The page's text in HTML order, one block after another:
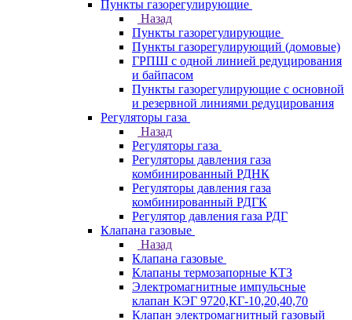
Пункты газорегулирующие
Назад
Пункты газорегулирующие
Пункты газорегулирующий (домовые)
ГРПШ с одной линией редуцирования
и байпасом
Пункты газорегулирующие с основной
и резервной линиями редуцирования
Регуляторы газа
Назад
Регуляторы газа
Регуляторы давления газа
комбинированный РДНК
Регуляторы давления газа
комбинированный РДГК
Регулятор давления газа РДГ
Клапана газовые
Назад
Клапана газовые
Клапаны термозапорные КТЗ
Электромагнитные импульсные
клапан КЭГ 9720,КГ-10,20,40,70
Клапан электромагнитный газовый